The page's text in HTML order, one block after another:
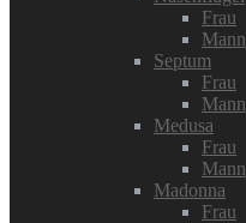
Frau
Mann
Septum
Frau
Mann
Medusa
Frau
Mann
Madonna
Frau